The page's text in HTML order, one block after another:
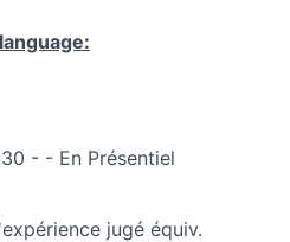
- - En Présentiel
jugé équiv.